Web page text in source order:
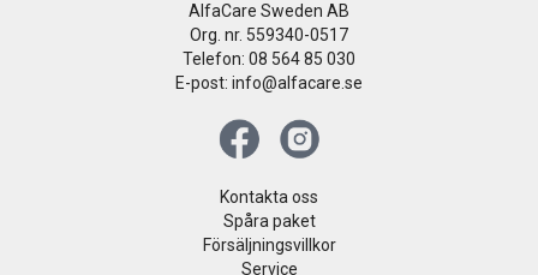
AlfaCare Sweden AB
Org. nr. 559340-0517
Telefon: 08 564 85 030
E-post: info@alfacare.se
Kontakta oss
Spåra paket
Försäljningsvillkor
Service